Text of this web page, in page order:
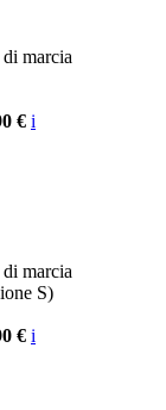
marcia
€ i
marcia
S)
€ i